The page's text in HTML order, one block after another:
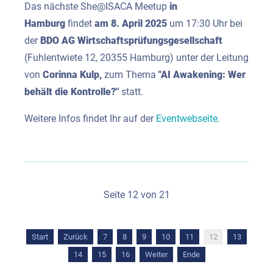
Das nächste She@ISACA Meetup in
Hamburg findet am 8. April 2025 um 17:30 Uhr bei
derBDO AG Wirtschaftsprüfungsgesellschaft
(Fuhlentwiete 12, 20355 Hamburg) unter der Leitung
von Corinna Kulp, zum Thema "AI Awakening: Wer
behält die Kontrolle?" statt.
Weitere Infos findet Ihr auf der Eventwebseite.
Seite 12 von 21
Start Zurück 7 8 9 10 11 12
13
14
15 16 Weiter Ende